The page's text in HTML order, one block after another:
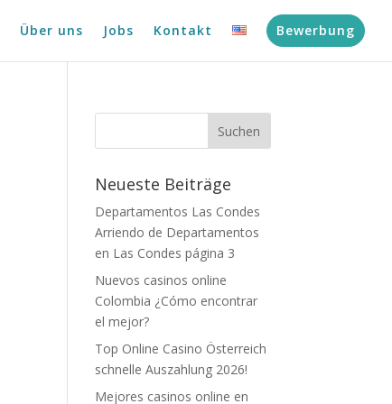
Über uns Jobs Kontakt Bewerbung
Neueste Beiträge
Departamentos Las Condes
Arriendo de Departamentos
en Las Condes página 3
Nuevos casinos online
Colombia ¿Cómo encontrar
el mejor?
Top Online Casino Österreich
schnelle Auszahlung 2026!
Mejores casinos online en